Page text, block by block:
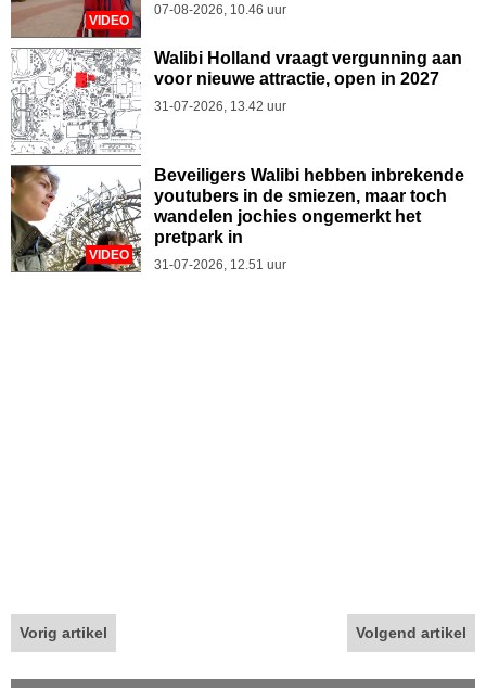
VIDEO
07-08-2026, 10.46 uur
Walibi Holland vraagt vergunning aan
voor nieuwe attractie, open in 2027
31-07-2026, 13.42 uur
VIDEO
Beveiligers Walibi hebben inbrekende
youtubers in de smiezen, maar toch
wandelen jochies ongemerkt het
pretpark in
31-07-2026, 12.51 uur
Vorig artikel Volgend artikel